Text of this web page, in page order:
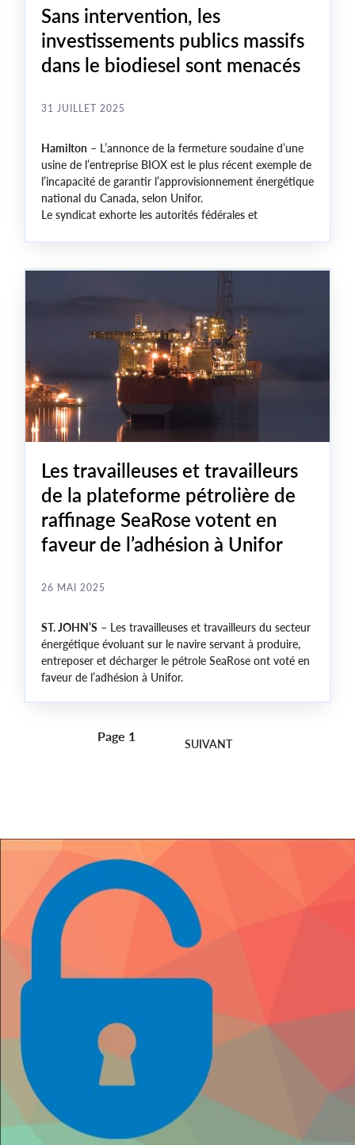
Sans intervention, les
investissements publics massifs
dans le biodiesel sont menacés
31 JUILLET 2025
Hamilton – L’annonce de la fermeture soudaine d’une
usine de l’entreprise BIOX est le plus récent exemple de
l’incapacité de garantir l’approvisionnement énergétique
national du Canada, selon Unifor.
Le syndicat exhorte les autorités fédérales et
Les travailleuses et travailleurs
de la plateforme pétrolière de
raffinage SeaRose votent en
faveur de l’adhésion à Unifor
26 MAI 2025
ST. JOHN’S – Les travailleuses et travailleurs du secteur
énergétique évoluant sur le navire servant à produire,
entreposer et décharger le pétrole SeaRose ont voté en
faveur de l’adhésion à Unifor.
Page 1